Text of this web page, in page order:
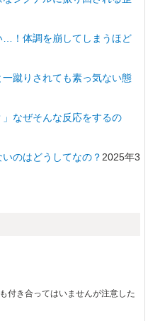
…！体調を崩してしまうほど
蹴りされても素っ気ない態
なぜそんな反応をするの
のはどうしてなの？ 2025年3
付き合ってはいませんが注意した